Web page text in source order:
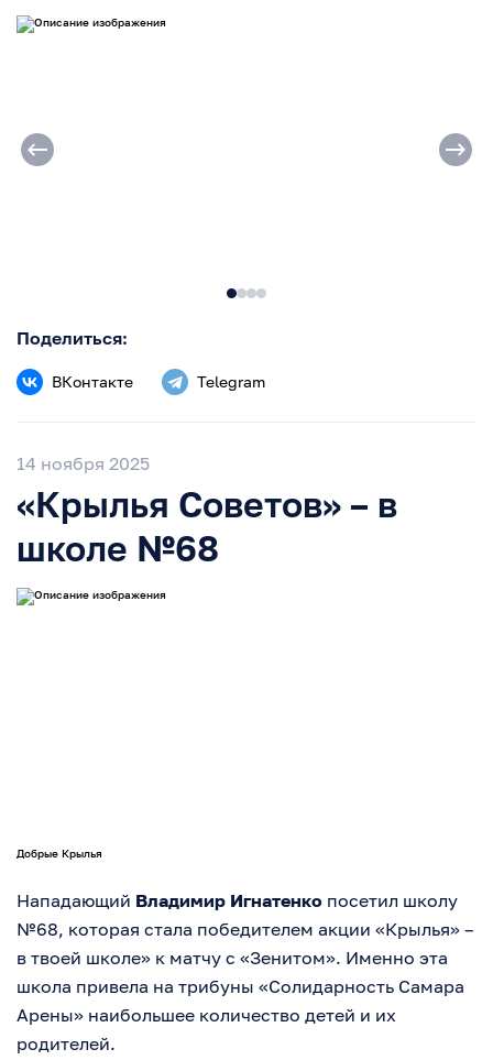
Поделиться:
ВКонтакте Telegram
14 ноября 2025
«Крылья Советов» – в
школе №68
Добрые Крылья
Нападающий Владимир Игнатенко посетил школу
№68, которая стала победителем акции «Крылья» –
в твоей школе» к матчу с «Зенитом». Именно эта
школа привела на трибуны «Солидарность Самара
Арены» наибольшее количество детей и их
родителей.